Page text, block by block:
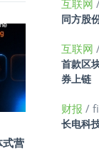
营
互联网
同方股
互联网
首款区
券上链
财报 /
长电科